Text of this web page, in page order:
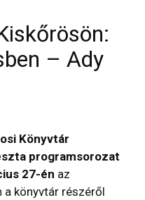
– Ady
Könyvtár
programsorozat
27-én az
könyvtár részéről